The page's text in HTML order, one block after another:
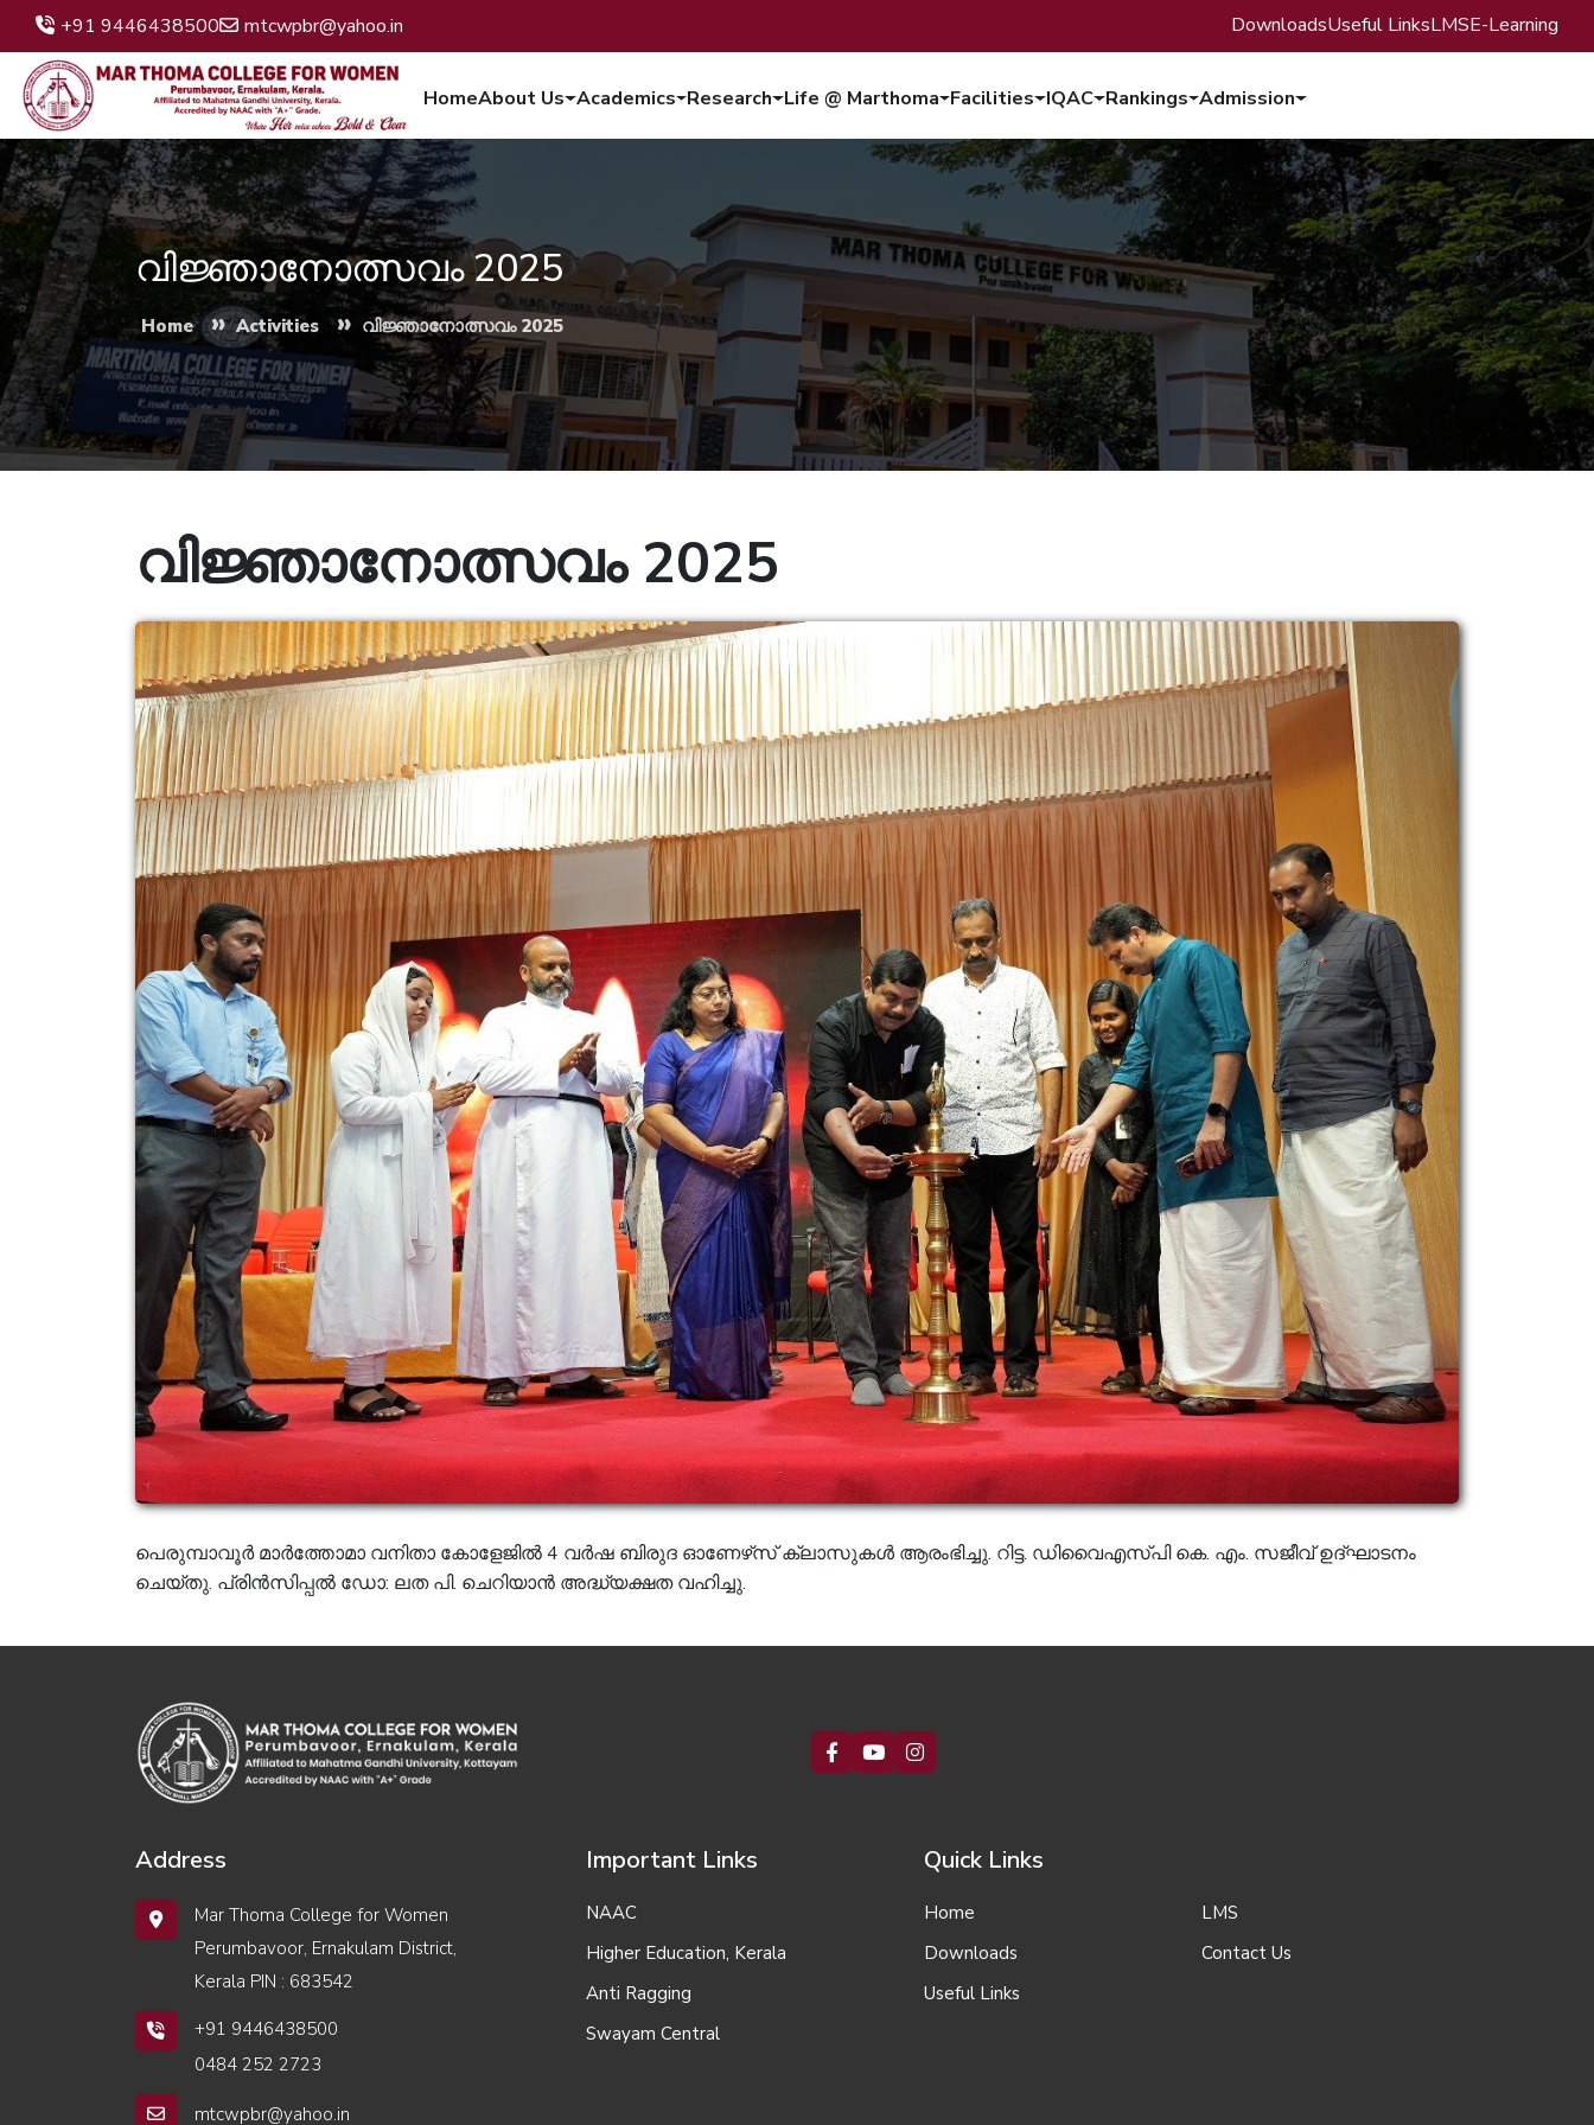
+91 9446438500 mtcwpbr@yahoo.in DownloadsUseful LinksLMSE-Learning
HomeAbout Us Academics Research Life @ Marthoma Facilities IQAC Rankings Admission
വിജ്ഞാനോത്സവം 2025
Home » Activities » വിജ്ഞാനോത്സവം 2025
വിജ്ഞാനോത്സവം 2025
പെരുമ്പാവൂർ മാർത്തോമാ വനിതാ കോളേജിൽ 4 വർഷ ബിരുദ ഓണേഴ്‌സ് ക്ലാസുകൾ ആരംഭിച്ചു. റിട്ട. ഡിവൈഎസ്‌പി കെ. എം. സജീവ് ഉദ്‌ഘാടനം
ചെയ്തു. പ്രിൻസിപ്പൽ ഡോ: ലത പി. ചെറിയാൻ അദ്ധ്യക്ഷത വഹിച്ചു.
Address
Mar Thoma College for Women
Perumbavoor, Ernakulam District,
Kerala PIN : 683542
+91 9446438500
0484 252 2723
mtcwpbr@yahoo.in
Important Links
NAAC
Higher Education, Kerala
Anti Ragging
Swayam Central
Quick Links
Home
Downloads
Useful Links
LMS
Contact Us